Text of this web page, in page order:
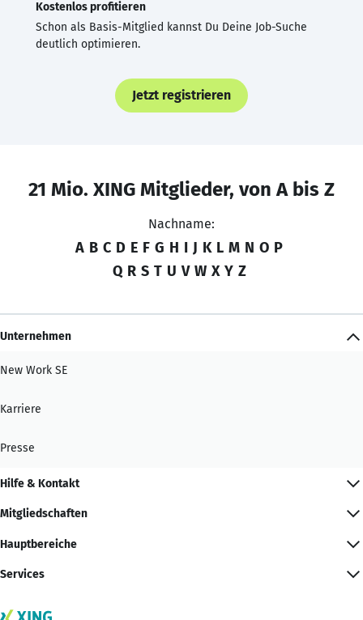
Kostenlos profitieren
Schon als Basis-Mitglied kannst Du Deine Job-Suche
deutlich optimieren.
Jetzt registrieren
21 Mio. XING Mitglieder, von A bis Z
Nachname:
A B C D E F G H I J K L M N O P
Q R S T U V W X Y Z
Unternehmen
New Work SE
Karriere
Presse
Hilfe & Kontakt
Mitgliedschaften
Hauptbereiche
Services